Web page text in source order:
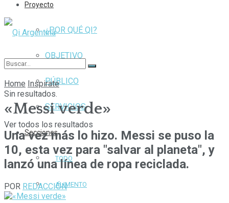
Proyecto
¿POR QUÉ QI?
OBJETIVO
PÚBLICO
SERVICIOS
Secciones
TODO
ALIMENTO
Sin resultados.
Ver todos los resultados
Home Inspirate
«Messi verde»
Una vez más lo hizo. Messi se puso la
10, esta vez para "salvar al planeta", y
lanzó una línea de ropa reciclada.
POR REDACCIÓN